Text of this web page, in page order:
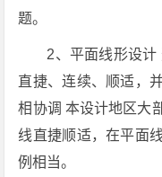
题。
2、平面线形设计
直捷、连续、顺适，
相协调 本设计地区大
线直捷顺适，在平面
例相当。